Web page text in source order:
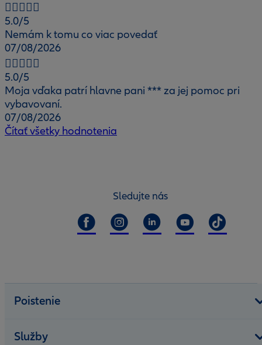
5.0/5
Nemám k tomu co viac povedať
07/08/2026
5.0/5
Moja vďaka patrí hlavne pani *** za jej pomoc pri
vybavovaní.
07/08/2026
Čítať všetky hodnotenia
Sledujte nás
Poistenie
Služby